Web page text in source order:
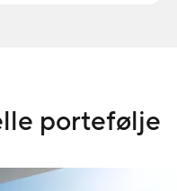
portefølje